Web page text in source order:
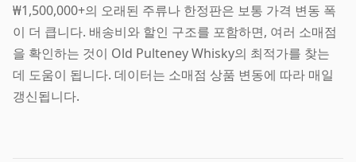
₩1,500,000+의 오래된 주류나 한정판은 보통 가격 변동 폭
이 더 큽니다. 배송비와 할인 구조를 포함하면, 여러 소매점
을 확인하는 것이 Old Pulteney Whisky의 최적가를 찾는
데 도움이 됩니다. 데이터는 소매점 상품 변동에 따라 매일
갱신됩니다.